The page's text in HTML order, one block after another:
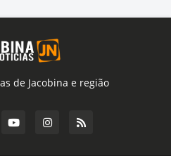
de Jacobina e região